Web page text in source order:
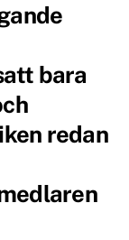
bara
redan